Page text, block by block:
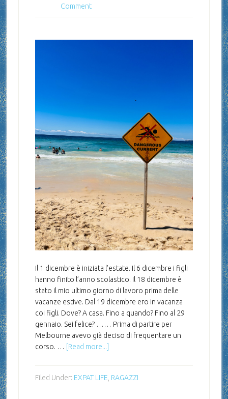
Comment
Il 1 dicembre è iniziata l’estate. Il 6 dicembre i figli
hanno finito l’anno scolastico. Il 18 dicembre è
stato il mio ultimo giorno di lavoro prima delle
vacanze estive. Dal 19 dicembre ero in vacanza
coi figli. Dove? A casa. Fino a quando? Fino al 29
gennaio. Sei felice? …… Prima di partire per
Melbourne avevo già deciso di frequentare un
corso. …
[Read more...]
Filed Under: EXPAT LIFE RAGAZZI